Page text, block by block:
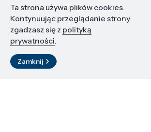
Informacje
Edukacja i kariera
Zasoby i materiały
Kontakt
Ta strona używa plików cookies.
Kontynuując przeglądanie strony
zgadzasz się z polityką
prywatności.
Zamknij